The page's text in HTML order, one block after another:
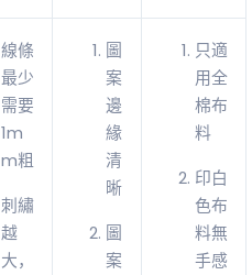
線條
最少
需要
1m
m粗
刺繡
越
大，
圖
案
邊
緣
清
晰
圖
案
只適
用全
棉布
料
印白
色布
料無
手感